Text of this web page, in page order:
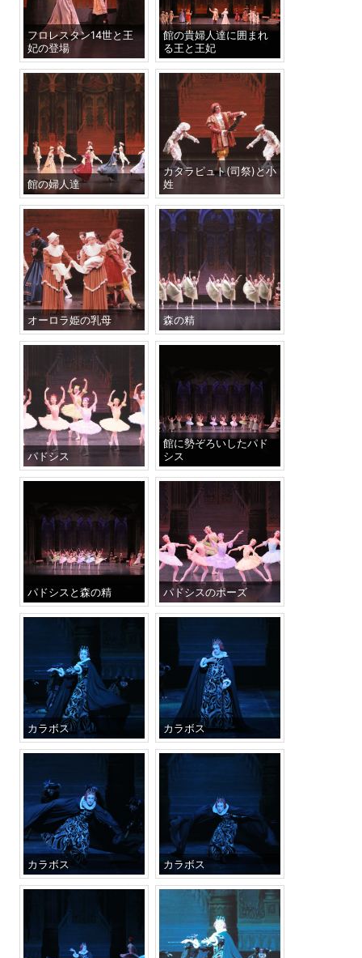
フロレスタン14世と王
妃の登場
館の貴婦人達に囲まれ
る王と王妃
館の婦人達
カタラピュト(司祭)と小
姓
オーロラ姫の乳母 森の精
パドシス
館に勢ぞろいしたパド
シス
パドシスと森の精 パドシスのポーズ
カラボス カラボス
カラボス カラボス